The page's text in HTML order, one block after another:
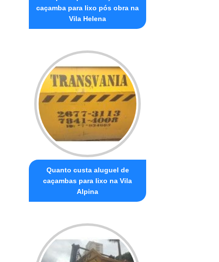
caçamba para lixo pós obra na
Vila Helena
Quanto custa aluguel de
caçambas para lixo na Vila
Alpina